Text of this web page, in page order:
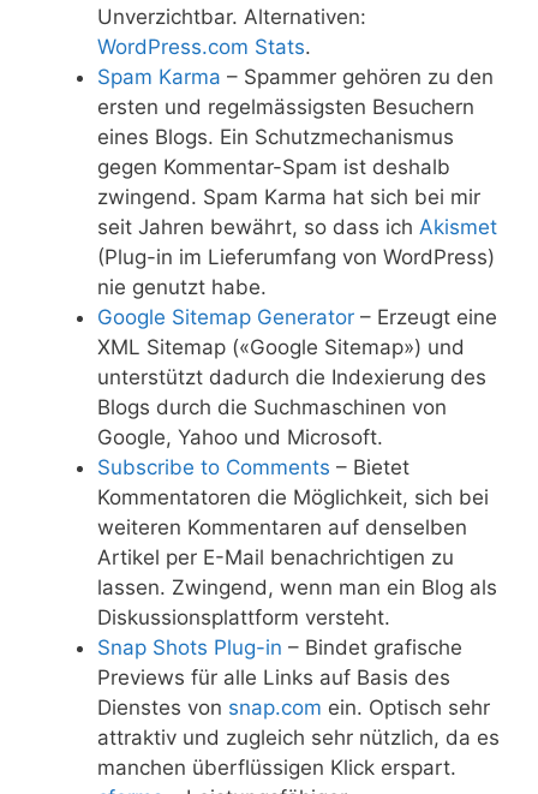
Unverzichtbar. Alternativen:
WordPress.com Stats.
Spam Karma – Spammer gehören zu den
ersten und regelmässigsten Besuchern
eines Blogs. Ein Schutzmechanismus
gegen Kommentar-Spam ist deshalb
zwingend. Spam Karma hat sich bei mir
seit Jahren bewährt, so dass ich Akismet
(Plug-in im Lieferumfang von WordPress)
nie genutzt habe.
Google Sitemap Generator – Erzeugt eine
XML Sitemap («Google Sitemap») und
unterstützt dadurch die Indexierung des
Blogs durch die Suchmaschinen von
Google, Yahoo und Microsoft.
Subscribe to Comments – Bietet
Kommentatoren die Möglichkeit, sich bei
weiteren Kommentaren auf denselben
Artikel per E-Mail benachrichtigen zu
lassen. Zwingend, wenn man ein Blog als
Diskussionsplattform versteht.
Snap Shots Plug-in – Bindet grafische
Previews für alle Links auf Basis des
Dienstes von snap.com ein. Optisch sehr
attraktiv und zugleich sehr nützlich, da es
manchen überflüssigen Klick erspart.